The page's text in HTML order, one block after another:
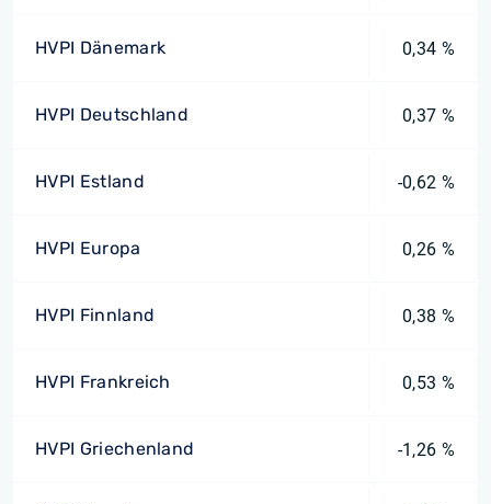
HVPI Dänemark 0,34 %
HVPI Deutschland 0,37 %
HVPI Estland -0,62 %
HVPI Europa 0,26 %
HVPI Finnland 0,38 %
HVPI Frankreich 0,53 %
HVPI Griechenland -1,26 %